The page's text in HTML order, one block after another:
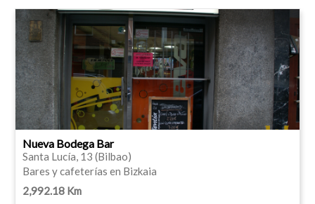
Nueva Bodega Bar
Santa Lucía, 13 (Bilbao)
Bares y cafeterías en Bizkaia
2,992.18 Km